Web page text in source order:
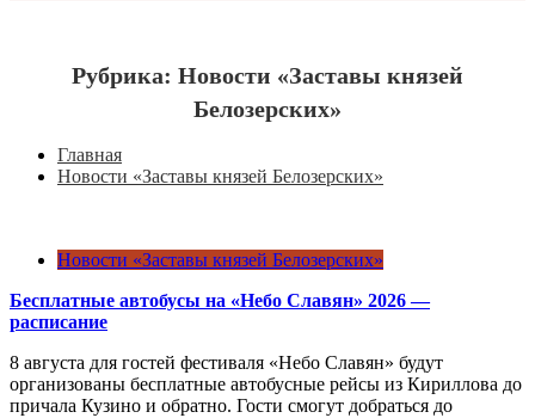
Рубрика: Новости «Заставы князей
Белозерских»
Главная
Новости «Заставы князей Белозерских»
Новости «Заставы князей Белозерских»
Бесплатные автобусы на «Небо Славян» 2026 —
расписание
8 августа для гостей фестиваля «Небо Славян» будут
организованы бесплатные автобусные рейсы из Кириллова до
причала Кузино и обратно. Гости смогут добраться до